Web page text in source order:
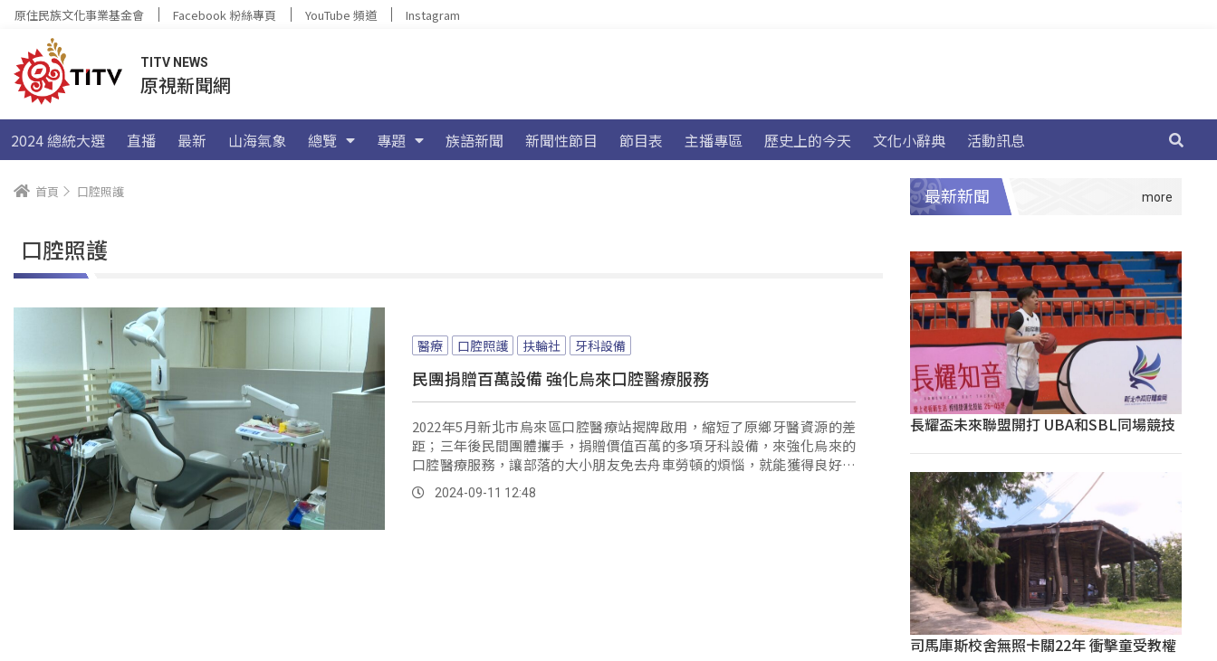
原住民族文化事業基金會 Facebook 粉絲專頁 YouTube 頻道 Instagram
TITV NEWS
原視新聞網
2024 總統大選 直播 最新 山海氣象 總覽 專題 族語新聞 新聞性節目 節目表 主播專區 歷史上的今天 文化小辭典 活動訊息
首頁 口腔照護
口腔照護
醫療 口腔照護 扶輪社 牙科設備
民團捐贈百萬設備 強化烏來口腔醫療服務
2022年5月新北市烏來區口腔醫療站揭牌啟用，縮短了原鄉牙醫資源的差
距；三年後民間團體攜手，捐贈價值百萬的多項牙科設備，來強化烏來的
口腔醫療服務，讓部落的大小朋友免去舟車勞頓的煩惱，就能獲得良好的
口腔照護。
2024-09-11 12:48
最新新聞
長耀盃未來聯盟開打 UBA和SBL同場競技
司馬庫斯校舍無照卡關22年 衝擊童受教權